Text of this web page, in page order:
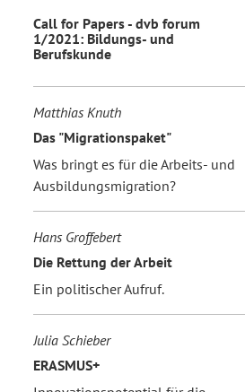
Call for Papers - dvb forum
1/2021: Bildungs- und
Berufskunde
Matthias Knuth
Das "Migrationspaket"
Was bringt es für die Arbeits- und
Ausbildungsmigration?
Hans Groffebert
Die Rettung der Arbeit
Ein politischer Aufruf.
Julia Schieber
ERASMUS+